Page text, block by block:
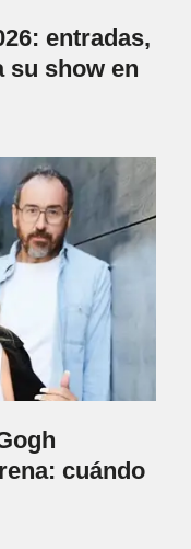
entradas,
su show en
cuándo